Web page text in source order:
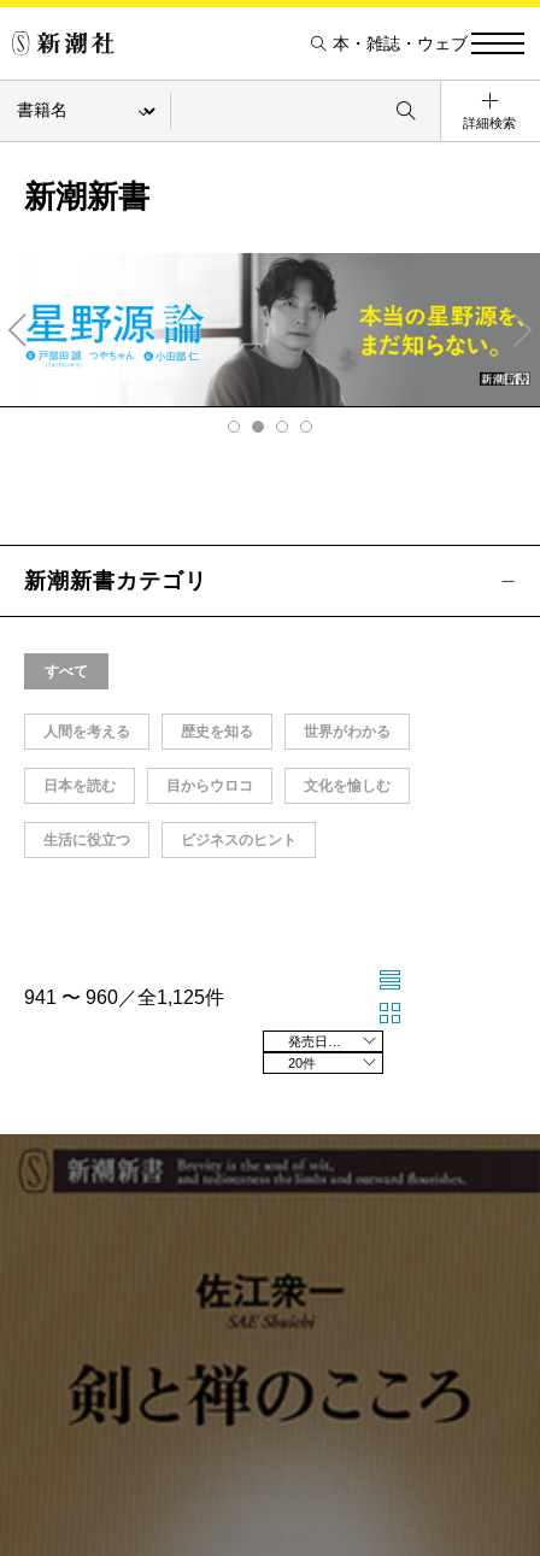
本・雑誌・ウェブ
詳細検索
新潮新書
v
Ne
xt
新潮新書カテゴリ
すべて
人間を考える 歴史を知る 世界がわかる
日本を読む 目からウロコ 文化を愉しむ
生活に役立つ ビジネスのヒント
941 〜 960／全1,125件
20件